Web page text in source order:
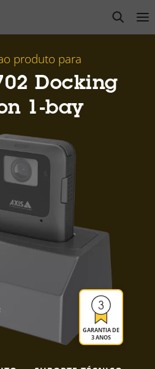
open
produto para
Docking
1-bay
GARANTIA DE
3 ANOS